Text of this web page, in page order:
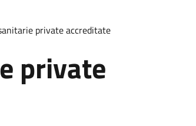
private accreditate
private